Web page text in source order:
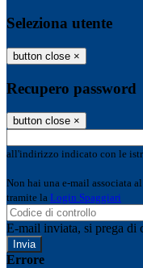
Seleziona utente
button close ×
Recupero password
button close ×
all'indirizzo indicato con le
Non hai una e-mail associata
tramite la Login Spaggiari
E-mail inviata, si prega di
Errore